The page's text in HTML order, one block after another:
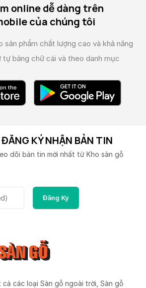
online dễ dàng trên
của chúng tôi
sản phẩm chất lượng cao và khả năng
bảng chữ cái và theo danh mục
ĐĂNG KÝ NHẬN BẢN TIN
dõi bản tin mời nhất từ Kho sàn gỗ
các loại Sàn gỗ ngoài trời, Sàn gỗ